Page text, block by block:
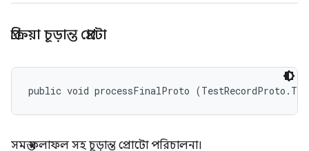
প্রক্রিয়া চূড়ান্ত প্রোটো
public void processFinalProto
সমস্ত ফলাফল সহ চূড়ান্ত প্রোটো পরিচালনা।